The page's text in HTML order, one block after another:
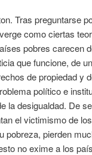
Tras preguntarse
como ciertas
pobres carecen
que funcione, de
de propiedad y
político e
la desigualdad. De
el victimismo de
pobreza, pierden
no exime a los